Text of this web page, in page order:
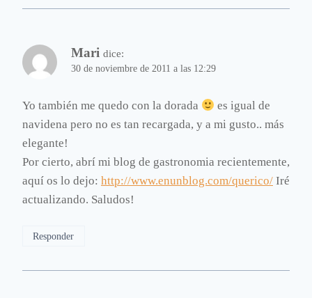
Mari dice:
30 de noviembre de 2011 a las 12:29
Yo también me quedo con la dorada
es igual de
navidena pero no es tan recargada, y a mi gusto.. más
elegante!
Por cierto, abrí mi blog de gastronomia recientemente,
aquí os lo dejo: http://www.enunblog.com/querico/ Iré
actualizando. Saludos!
Responder